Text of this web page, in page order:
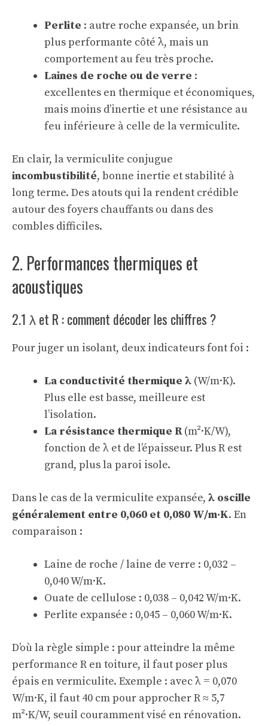
Perlite : autre roche expansée, un brin
plus performante côté λ, mais un
comportement au feu très proche.
Laines de roche ou de verre :
excellentes en thermique et économiques,
mais moins d’inertie et une résistance au
feu inférieure à celle de la vermiculite.
En clair, la vermiculite conjugue
incombustibilité, bonne inertie et stabilité à
long terme. Des atouts qui la rendent crédible
autour des foyers chauffants ou dans des
combles difficiles.
2. Performances thermiques et
acoustiques
2.1 λ et R : comment décoder les chiffres ?
Pour juger un isolant, deux indicateurs font foi :
La conductivité thermique λ (W/m·K).
Plus elle est basse, meilleure est
l’isolation.
La résistance thermique R(m²·K/W),
fonction de λ et de l’épaisseur. Plus R est
grand, plus la paroi isole.
Dans le cas de la vermiculite expansée, λ oscille
généralement entre 0,060 et 0,080 W/m·K. En
comparaison :
Laine de roche / laine de verre : 0,032 –
0,040 W/m·K.
Ouate de cellulose : 0,038 – 0,042 W/m·K.
Perlite expansée : 0,045 – 0,060 W/m·K.
D’où la règle simple : pour atteindre la même
performance R en toiture, il faut poser plus
épais en vermiculite. Exemple : avec λ = 0,070
W/m·K, il faut 40 cm pour approcher R ≈ 5,7
m²·K/W, seuil couramment visé en rénovation.